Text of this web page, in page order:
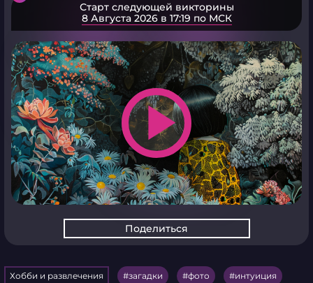
Старт следующей викторины
8 Августа 2026 в 17:19 по МСК
play_arrow
Поделиться
Хобби и развлечения загадки фото интуиция